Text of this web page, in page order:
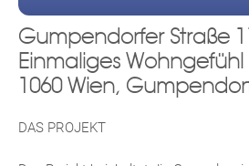
Gumpendorfer Straße
Einmaliges
1060 Wien,
DAS PROJEKT